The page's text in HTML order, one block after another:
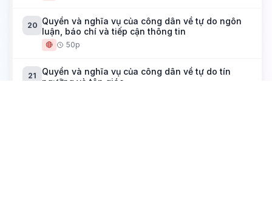
20 Quyền và nghĩa vụ của công dân về tự do ngôn
luận, báo chí và tiếp cận thông tin
🔴 50p
21
Quyền và nghĩa vụ của công dân về tự do tín
ngưỡng và tôn giáo